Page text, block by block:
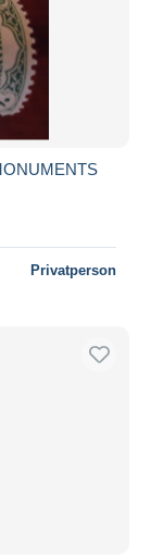
Privatperson